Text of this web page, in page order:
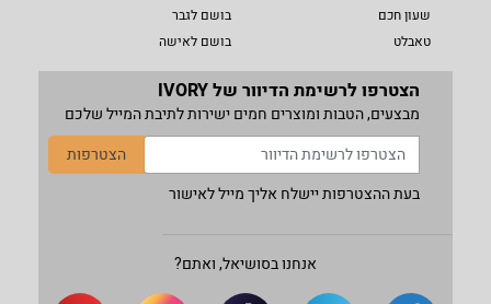
שעון חכם
טאבלט
בושם לגבר
בושם לאישה
הצטרפו לרשימת הדיוור של IVORY
מבצעים, הטבות ומוצרים חמים ישירות לתיבת המייל שלכם
הצטרפות
בעת ההצטרפות יישלח אליך מייל לאישור
אנחנו בסושיאל, ואתם?